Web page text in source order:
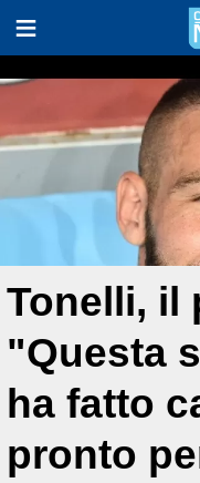
Tonelli, il
"Questa
ha fatto
pronto